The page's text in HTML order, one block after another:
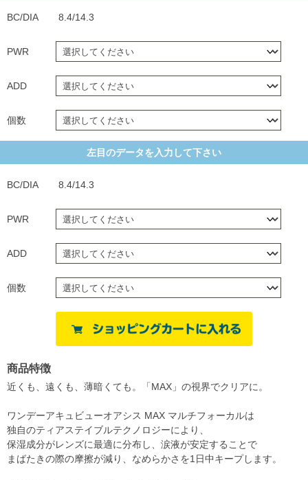
BC/DIA 8.4/14.3
PWR
ADD
個数
左目のデータを入力して下さい
BC/DIA 8.4/14.3
PWR
ADD
個数
商品特徴
近くも、遠くも、薄暗くても。「MAX」の視界でクリアに。
ワンデーアキュビューオアシス MAX マルチフォーカルは
独自のティアステイブルテクノロジーにより、
保湿成分がレンズに最適に分布し、涙液が安定することで
まばたきの際の摩擦が減り、なめらかさを1日中キープします。